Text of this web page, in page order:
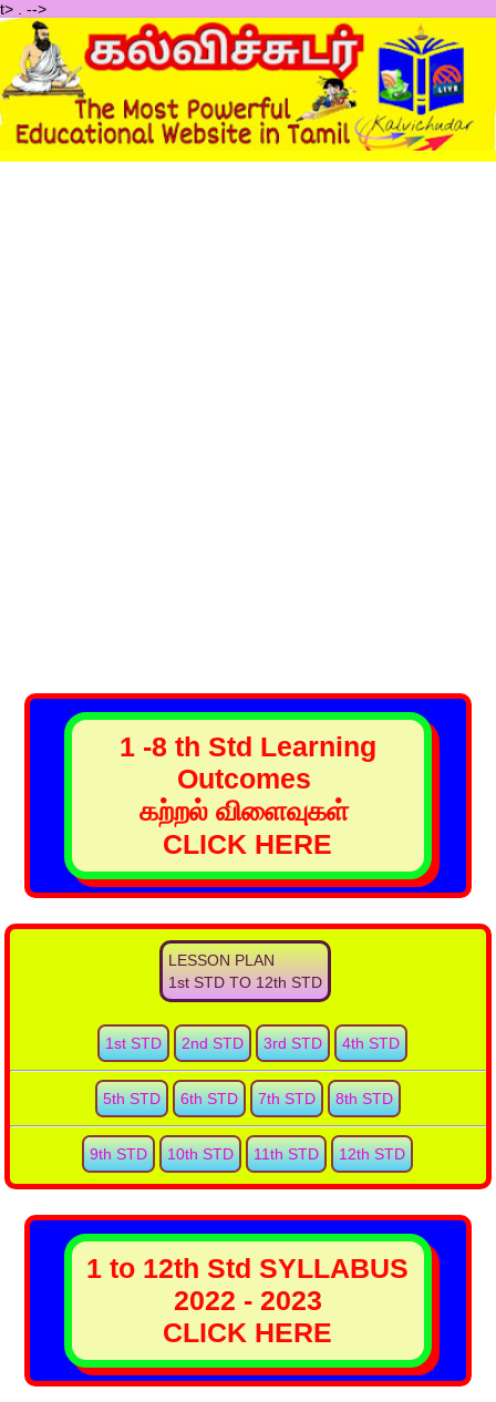
t> -->
1 -8 th Std Learning
Outcomes
கற்றல் விளைவுகள்
CLICK HERE
LESSON PLAN
1st STD TO 12th STD
1st STD 2nd STD 3rd STD 4th STD
5th STD 6th STD 7th STD 8th STD
9th STD 10th STD 11th STD 12th STD
1 to 12th Std SYLLABUS
2022 - 2023
CLICK HERE